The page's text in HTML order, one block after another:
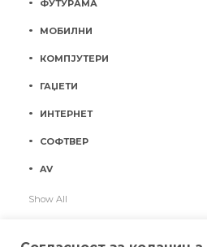
ФУТУРАМА
МОБИЛНИ
КОМПЈУТЕРИ
ГАЏЕТИ
ИНТЕРНЕТ
СОФТВЕР
AV
Show All